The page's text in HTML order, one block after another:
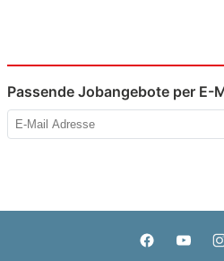
Passende Jobangebote per E-